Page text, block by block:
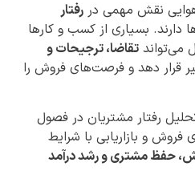
نقش مهمی در رفتار
دارند. بسیاری از کسب و کارها
می‌تواند تقاضا، ترجیحات و
قرار دهد و فرصت‌های فروش را
رفتار مشتریان در فصول
و بازاریابی با شرایط
حفظ مشتری و رشد درآمد